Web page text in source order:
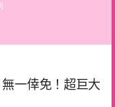
一倖免！超巨大